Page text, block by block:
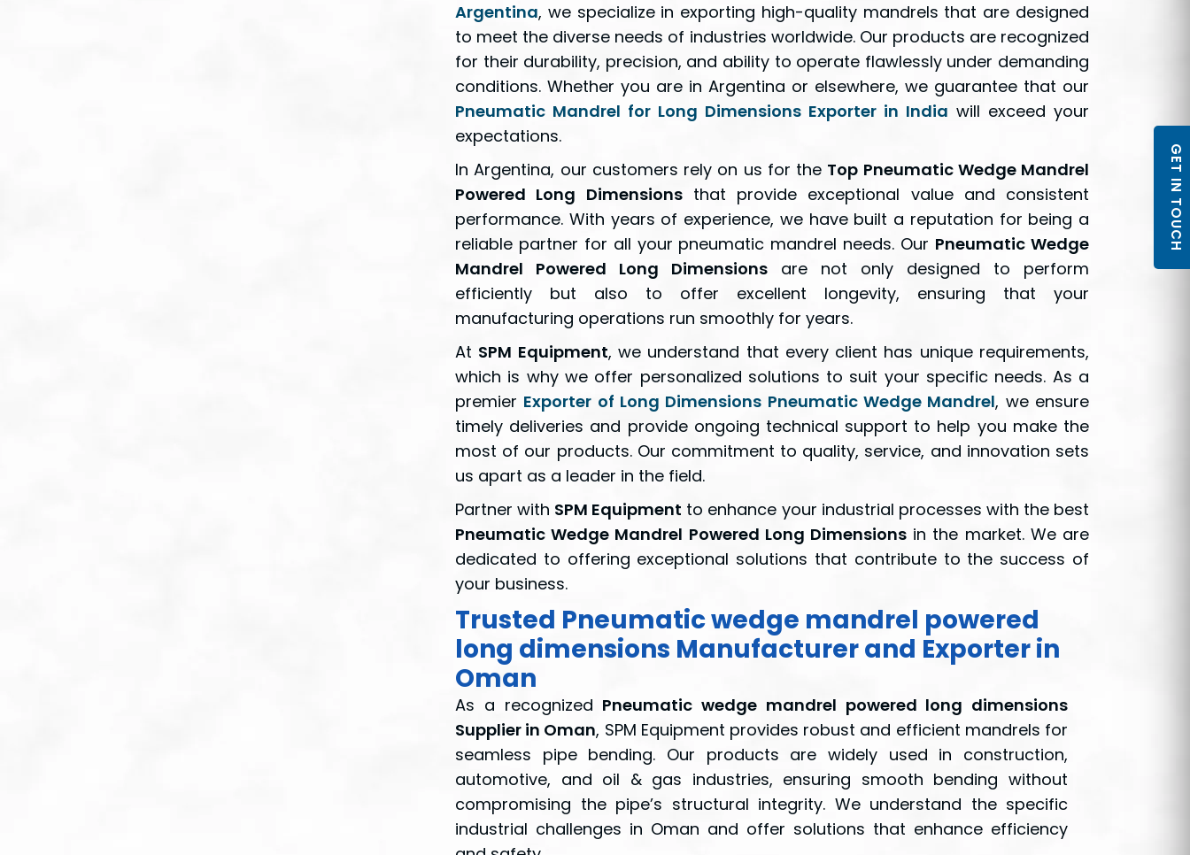
Argentina, we specialize in exporting high-quality mandrels that are designed
to meet the diverse needs of industries worldwide. Our products are recognized
for their durability, precision, and ability to operate flawlessly under demanding
conditions. Whether you are in Argentina or elsewhere, we guarantee that our
Pneumatic Mandrel for Long Dimensions Exporter in India will exceed your
expectations.
In Argentina, our customers rely on us for the Top Pneumatic Wedge Mandrel
Powered Long Dimensionsthat provide exceptional value and consistent
performance. With years of experience, we have built a reputation for being a
reliable partner for all your pneumatic mandrel needs. Our Pneumatic Wedge
Mandrel Powered Long Dimensions are not only designed to perform
efficiently but also to offer excellent longevity, ensuring that your
manufacturing operations run smoothly for years.
At SPM Equipment, we understand that every client has unique requirements,
which is why we offer personalized solutions to suit your specific needs. As a
premier Exporter of Long Dimensions Pneumatic Wedge Mandrel, we ensure
timely deliveries and provide ongoing technical support to help you make the
most of our products. Our commitment to quality, service, and innovation sets
us apart as a leader in the field.
Partner with SPM Equipment to enhance your industrial processes with the best
Pneumatic Wedge Mandrel Powered Long Dimensions in the market. We are
dedicated to offering exceptional solutions that contribute to the success of
your business.
Trusted Pneumatic wedge mandrel powered
long dimensions Manufacturer and Exporter in
Oman
As a recognized Pneumatic wedge mandrel powered long dimensions
Supplier in Oman, SPM Equipment provides robust and efficient mandrels for
seamless pipe bending. Our products are widely used in construction,
automotive, and oil & gas industries, ensuring smooth bending without
compromising the pipe’s structural integrity. We understand the specific
industrial challenges in Oman and offer solutions that enhance efficiency
GET IN TOUCH